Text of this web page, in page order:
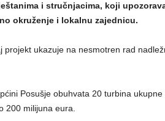
i stručnjacima, koji
okruženje i lokalnu zajednicu.
projekt ukazuje na nesmotren rad
Posušje obuhvata 20 turbina ukupne
200 milijuna eura.